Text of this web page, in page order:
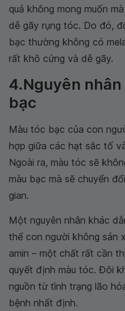
quả không mong muốn
dễ gãy rụng tóc. Do đó,
bạc thường không có
rất khô cứng và dễ gãy.
4.Nguyên
bạc
Màu tóc bạc của con
hợp giữa các hạt sắc tố
Ngoài ra, màu tóc sẽ
màu bạc mà sẽ chuyển
gian.
Một nguyên nhân khác
thể con người không sản
amin – một chất rất cần
quyết định màu tóc. Đôi
nguồn từ tình trạng lão
bệnh nhất định.